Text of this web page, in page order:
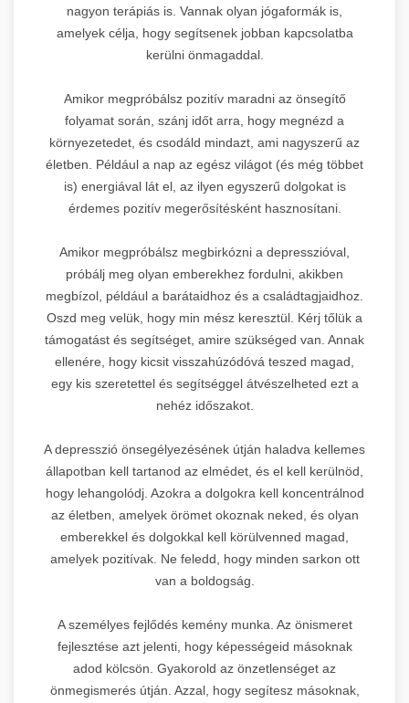
nagyon terápiás is. Vannak olyan jógaformák is,
amelyek célja, hogy segítsenek jobban kapcsolatba
kerülni önmagaddal.
Amikor megpróbálsz pozitív maradni az önsegítő
folyamat során, szánj időt arra, hogy megnézd a
környezetedet, és csodáld mindazt, ami nagyszerű az
életben. Például a nap az egész világot (és még többet
is) energiával lát el, az ilyen egyszerű dolgokat is
érdemes pozitív megerősítésként hasznosítani.
Amikor megpróbálsz megbirkózni a depresszióval,
próbálj meg olyan emberekhez fordulni, akikben
megbízol, például a barátaidhoz és a családtagjaidhoz.
Oszd meg velük, hogy min mész keresztül. Kérj tőlük a
támogatást és segítséget, amire szükséged van. Annak
ellenére, hogy kicsit visszahúzódóvá teszed magad,
egy kis szeretettel és segítséggel átvészelheted ezt a
nehéz időszakot.
A depresszió önsegélyezésének útján haladva kellemes
állapotban kell tartanod az elmédet, és el kell kerülnöd,
hogy lehangolódj. Azokra a dolgokra kell koncentrálnod
az életben, amelyek örömet okoznak neked, és olyan
emberekkel és dolgokkal kell körülvenned magad,
amelyek pozitívak. Ne feledd, hogy minden sarkon ott
van a boldogság.
A személyes fejlődés kemény munka. Az önismeret
fejlesztése azt jelenti, hogy képességeid másoknak
adod kölcsön. Gyakorold az önzetlenséget az
önmegismerés útján. Azzal, hogy segítesz másoknak,